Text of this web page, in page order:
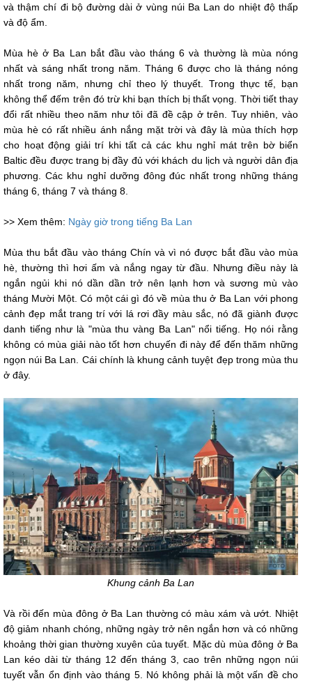
và thậm chí đi bộ đường dài ở vùng núi Ba Lan do nhiệt độ thấp
và độ ẩm.
Mùa hè ở Ba Lan bắt đầu vào tháng 6 và thường là mùa nóng
nhất và sáng nhất trong năm. Tháng 6 được cho là tháng nóng
nhất trong năm, nhưng chỉ theo lý thuyết. Trong thực tế, bạn
không thể đếm trên đó trừ khi bạn thích bị thất vọng. Thời tiết thay
đổi rất nhiều theo năm như tôi đã đề cập ở trên. Tuy nhiên, vào
mùa hè có rất nhiều ánh nắng mặt trời và đây là mùa thích hợp
cho hoạt động giải trí khi tất cả các khu nghỉ mát trên bờ biển
Baltic đều được trang bị đầy đủ với khách du lịch và người dân địa
phương. Các khu nghỉ dưỡng đông đúc nhất trong những tháng
tháng 6, tháng 7 và tháng 8.
>> Xem thêm: Ngày giờ trong tiếng Ba Lan
Mùa thu bắt đầu vào tháng Chín và vì nó được bắt đầu vào mùa
hè, thường thì hơi ấm và nắng ngay từ đầu. Nhưng điều này là
ngắn ngủi khi nó dần dần trở nên lạnh hơn và sương mù vào
tháng Mười Một. Có một cái gì đó về mùa thu ở Ba Lan với phong
cảnh đẹp mắt trang trí với lá rơi đầy màu sắc, nó đã giành được
danh tiếng như là "mùa thu vàng Ba Lan" nổi tiếng. Họ nói rằng
không có mùa giải nào tốt hơn chuyến đi này để đến thăm những
ngọn núi Ba Lan. Cái chính là khung cảnh tuyệt đẹp trong mùa thu
ở đây.
Khung cảnh Ba Lan
Và rồi đến mùa đông ở Ba Lan thường có màu xám và ướt. Nhiệt
độ giảm nhanh chóng, những ngày trở nên ngắn hơn và có những
khoảng thời gian thường xuyên của tuyết. Mặc dù mùa đông ở Ba
Lan kéo dài từ tháng 12 đến tháng 3, cao trên những ngọn núi
tuyết vẫn ổn định vào tháng 5. Nó không phải là một vấn đề cho